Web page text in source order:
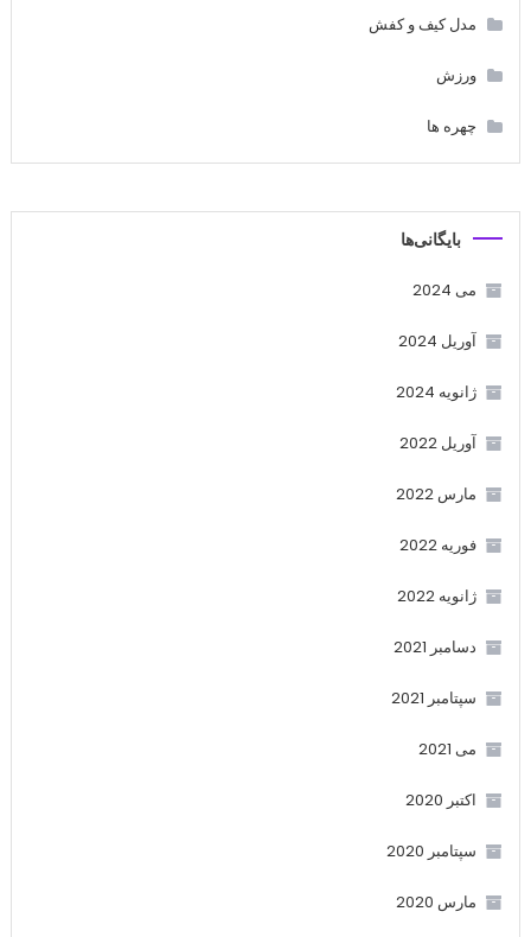
مدل کیف و کفش
ورزش
چهره ها
بایگانی‌ها
می 2024
آوریل 2024
ژانویه 2024
آوریل 2022
مارس 2022
فوریه 2022
ژانویه 2022
دسامبر 2021
سپتامبر 2021
می 2021
اکتبر 2020
سپتامبر 2020
مارس 2020